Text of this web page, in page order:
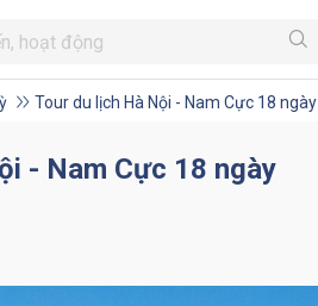
Tour du lịch Hà Nội - Nam Cực 18 ngày
- Nam Cực 18 ngày